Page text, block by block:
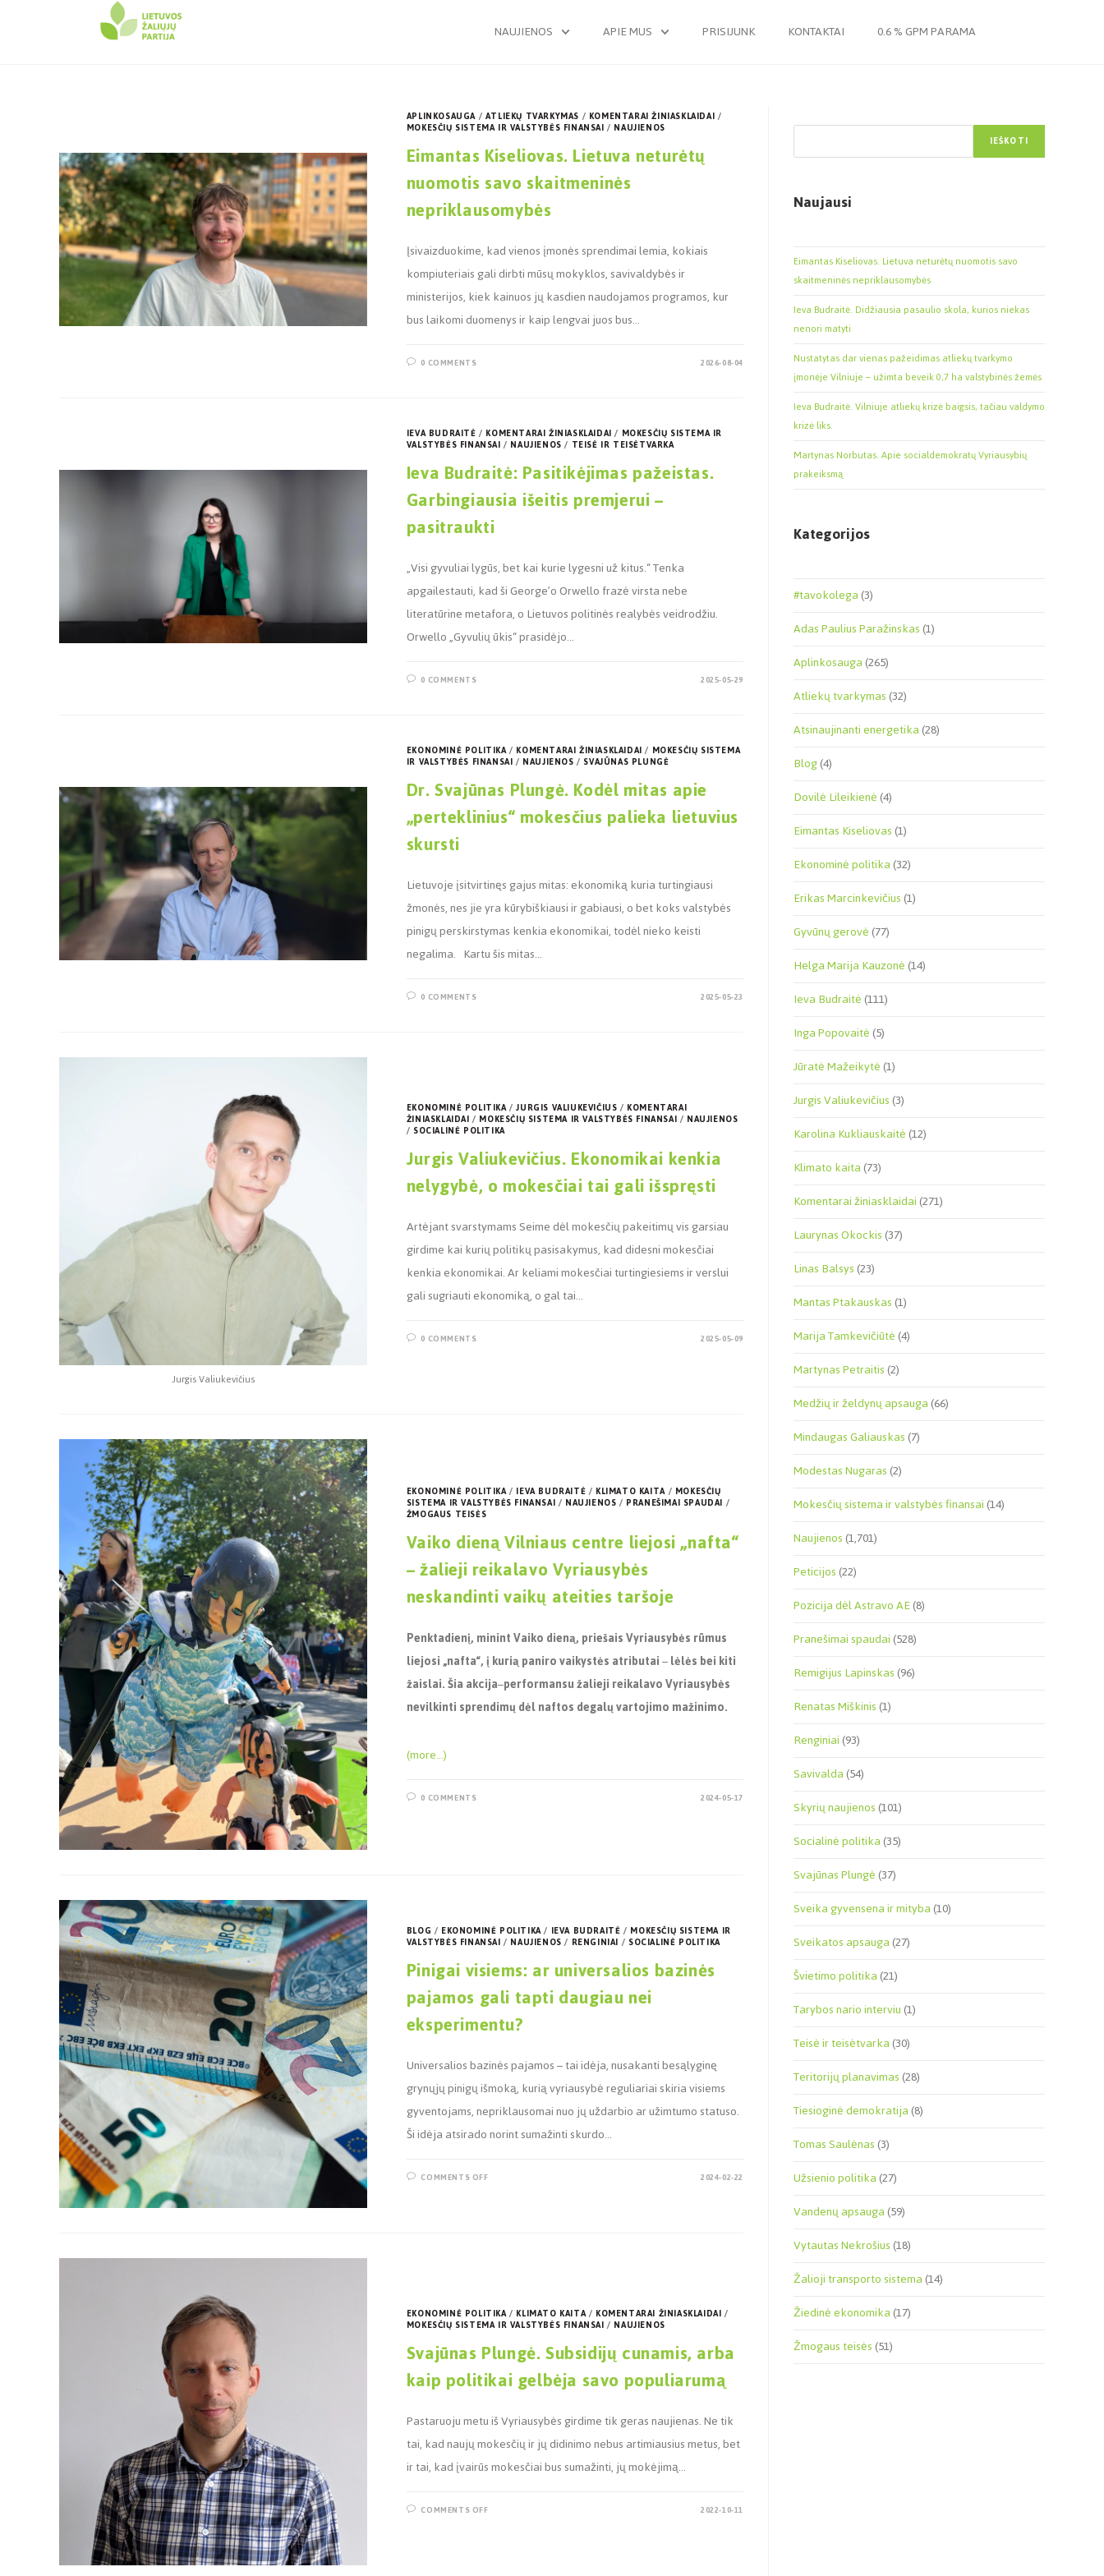
NAUJIENOS APIE MUS PRISIJUNK KONTAKTAI 0.6 % GPM PARAMA
APLINKOSAUGA/ATLIEKŲ TVARKYMAS/ KOMENTARAI ŽINIASKLAIDAI/
MOKESČIŲ SISTEMA IR VALSTYBĖS FINANSAI/ NAUJIENOS
Eimantas Kiseliovas. Lietuva neturėtų
nuomotis savo skaitmeninės
nepriklausomybės
Įsivaizduokime, kad vienos įmonės sprendimai lemia, kokiais
kompiuteriais gali dirbti mūsų mokyklos, savivaldybės ir
ministerijos, kiek kainuos jų kasdien naudojamos programos, kur
bus laikomi duomenys ir kaip lengvai juos bus…
0 COMMENTS 2026-08-04
IEVA BUDRAITĖ/ KOMENTARAI ŽINIASKLAIDAI/ MOKESČIŲ SISTEMA IR
VALSTYBĖS FINANSAI/ NAUJIENOS/ TEISĖ IR TEISĖTVARKA
Ieva Budraitė: Pasitikėjimas pažeistas.
Garbingiausia išeitis premjerui –
pasitraukti
„Visi gyvuliai lygūs, bet kai kurie lygesni už kitus.“ Tenka
apgailestauti, kad ši George’o Orwello frazė virsta nebe
literatūrine metafora, o Lietuvos politinės realybės veidrodžiu.
Orwello „Gyvulių ūkis“ prasidėjo…
0 COMMENTS 2025-05-29
EKONOMINĖ POLITIKA/ KOMENTARAI ŽINIASKLAIDAI/ MOKESČIŲ SISTEMA
IR VALSTYBĖS FINANSAI/ NAUJIENOS/ SVAJŪNAS PLUNGĖ
Dr. Svajūnas Plungė. Kodėl mitas apie
„perteklinius“ mokesčius palieka lietuvius
skursti
Lietuvoje įsitvirtinęs gajus mitas: ekonomiką kuria turtingiausi
žmonės, nes jie yra kūrybiškiausi ir gabiausi, o bet koks valstybės
pinigų perskirstymas kenkia ekonomikai, todėl nieko keisti
negalima. Kartu šis mitas…
0 COMMENTS 2025-05-23
Jurgis Valiukevičius
EKONOMINĖ POLITIKA/JURGIS VALIUKEVIČIUS/ KOMENTARAI
ŽINIASKLAIDAI/ MOKESČIŲ SISTEMA IR VALSTYBĖS FINANSAI/ NAUJIENOS
/ SOCIALINĖ POLITIKA
Jurgis Valiukevičius. Ekonomikai kenkia
nelygybė, o mokesčiai tai gali išspręsti
Artėjant svarstymams Seime dėl mokesčių pakeitimų vis garsiau
girdime kai kurių politikų pasisakymus, kad didesni mokesčiai
kenkia ekonomikai. Ar keliami mokesčiai turtingiesiems ir verslui
gali sugriauti ekonomiką, o gal tai…
0 COMMENTS 2025-05-09
EKONOMINĖ POLITIKA/ IEVA BUDRAITĖ/ KLIMATO KAITA/ MOKESČIŲ
SISTEMA IR VALSTYBĖS FINANSAI/ NAUJIENOS/ PRANEŠIMAI SPAUDAI/
ŽMOGAUS TEISĖS
Vaiko dieną Vilniaus centre liejosi „nafta“
– žalieji reikalavo Vyriausybės
neskandinti vaikų ateities taršoje
Penktadienį, minint Vaiko dieną, priešais Vyriausybės rūmus
liejosi „nafta“, į kurią paniro vaikystės atributai–lėlės bei kiti
žaislai. Šia akcija–performansu žalieji reikalavo Vyriausybės
nevilkinti sprendimų dėl naftos degalų vartojimo mažinimo.
(more…)
0 COMMENTS 2024-05-17
BLOG/ EKONOMINĖ POLITIKA/ IEVA BUDRAITĖ/ MOKESČIŲ SISTEMA IR
VALSTYBĖS FINANSAI/ NAUJIENOS/ RENGINIAI/ SOCIALINĖ POLITIKA
Pinigai visiems: ar universalios bazinės
pajamos gali tapti daugiau nei
eksperimentu?
Universalios bazinės pajamos – tai idėja, nusakanti besąlyginę
grynųjų pinigų išmoką, kurią vyriausybė reguliariai skiria visiems
gyventojams, nepriklausomai nuo jų uždarbio ar užimtumo statuso.
Ši idėja atsirado norint sumažinti skurdo…
COMMENTS OFF 2024-02-22
EKONOMINĖ POLITIKA/ KLIMATO KAITA/ KOMENTARAI ŽINIASKLAIDAI/
MOKESČIŲ SISTEMA IR VALSTYBĖS FINANSAI/ NAUJIENOS
Svajūnas Plungė. Subsidijų cunamis, arba
kaip politikai gelbėja savo populiarumą
Pastaruoju metu iš Vyriausybės girdime tik geras naujienas. Ne tik
tai, kad naujų mokesčių ir jų didinimo nebus artimiausius metus, bet
ir tai, kad įvairūs mokesčiai bus sumažinti, jų mokėjimą…
COMMENTS OFF 2022-10-11
IEŠKOTI
Naujausi
Eimantas Kiseliovas. Lietuva neturėtų nuomotis savo
skaitmeninės nepriklausomybės
Ieva Budraitė. Didžiausia pasaulio skola, kurios niekas
nenori matyti
Nustatytas dar vienas pažeidimas atliekų tvarkymo
įmonėje Vilniuje – užimta beveik 0,7 ha valstybinės žemės
Ieva Budraitė. Vilniuje atliekų krizė baigsis, tačiau valdymo
krizė liks.
Martynas Norbutas. Apie socialdemokratų Vyriausybių
prakeiksmą
Kategorijos
#tavokolega(3)
Adas Paulius Paražinskas(1)
Aplinkosauga(265)
Atliekų tvarkymas(32)
Atsinaujinanti energetika(28)
Blog(4)
Dovilė Lileikienė(4)
Eimantas Kiseliovas(1)
Ekonominė politika(32)
Erikas Marcinkevičius(1)
Gyvūnų gerovė(77)
Helga Marija Kauzonė(14)
Ieva Budraitė(111)
Inga Popovaitė(5)
Jūratė Mažeikytė(1)
Jurgis Valiukevičius(3)
Karolina Kukliauskaitė(12)
Klimato kaita(73)
Komentarai žiniasklaidai(271)
Laurynas Okockis(37)
Linas Balsys(23)
Mantas Ptakauskas(1)
Marija Tamkevičiūtė(4)
Martynas Petraitis(2)
Medžių ir želdynų apsauga(66)
Mindaugas Galiauskas(7)
Modestas Nugaras(2)
Mokesčių sistema ir valstybės finansai(14)
Naujienos(1,701)
Peticijos(22)
Pozicija dėl Astravo AE(8)
Pranešimai spaudai(528)
Remigijus Lapinskas(96)
Renatas Miškinis(1)
Renginiai(93)
Savivalda(54)
Skyrių naujienos(101)
Socialinė politika(35)
Svajūnas Plungė(37)
Sveika gyvensena ir mityba(10)
Sveikatos apsauga(27)
Švietimo politika(21)
Tarybos nario interviu(1)
Teisė ir teisėtvarka(30)
Teritorijų planavimas(28)
Tiesioginė demokratija(8)
Tomas Saulėnas(3)
Užsienio politika(27)
Vandenų apsauga(59)
Vytautas Nekrošius(18)
Žalioji transporto sistema(14)
Žiedinė ekonomika(17)
Žmogaus teisės(51)